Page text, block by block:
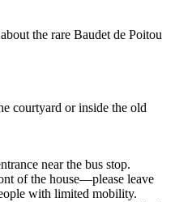
the rare Baudet de Poitou
courtyard or inside the old
near the bus stop.
of the house—please leave
with limited mobility.